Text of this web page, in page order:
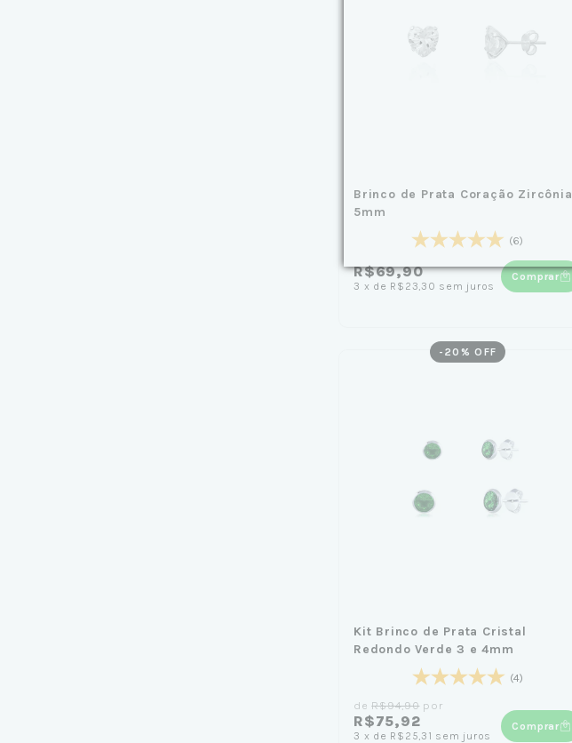
Brinco de Prata Coração Zircônia
5mm
(6)
R$69,90
3 x de R$23,30 sem juros
Comprar
- 20 % OFF
Kit Brinco de Prata Cristal
Redondo Verde 3 e 4mm
(4)
deR$94,90por
R$75,92
3 x de R$25,31 sem juros
Comprar